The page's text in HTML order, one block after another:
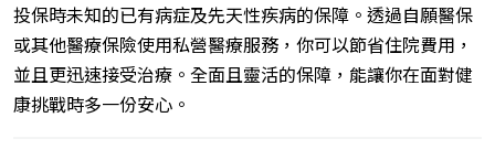
投保時未知的已有病症及先天性疾病的保障。透過自願醫保
或其他醫療保險使用私營醫療服務，你可以節省住院費用，
並且更迅速接受治療。全面且靈活的保障，能讓你在面對健
康挑戰時多一份安心。